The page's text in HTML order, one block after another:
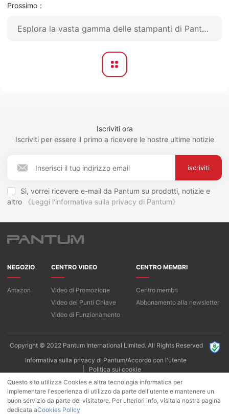
Prossimo：
Esplora la vasta gamma delle stampanti di Pantum alla 135ª Fiera di Canton
Iscriviti ora
Iscriviti per essere il primo a ricevere le nostre ultime notizie
iscriviti
Sì, vorrei ricevere e-mail da Pantum su prodotti, notizie e
altro
《Leggi l'informativa sulla privacy di Pantum》
NEGOZIO
Amazon
CENTRO VIDEO
Video di Promozione
Video dei Punti Chiave
Video di Funzionamento
CENTRO MEMBRI
Centro membri
Abbonamento alla newsletter
Copyright © 2022 Pantum International Limited. All Rights Reserved
Informativa sulla privacy di Pantum/Accordo con l'utente
Politica sui cookie
Questo sito utilizza Cookies e altra tecnologia informatica per
implementare l'esperienza di utilizzo da parte dell'utente e mantenere un
buon servizio da parte del visitatore. Per ulteriori info, visitala nostra pagina
dedicata aCookies Policy